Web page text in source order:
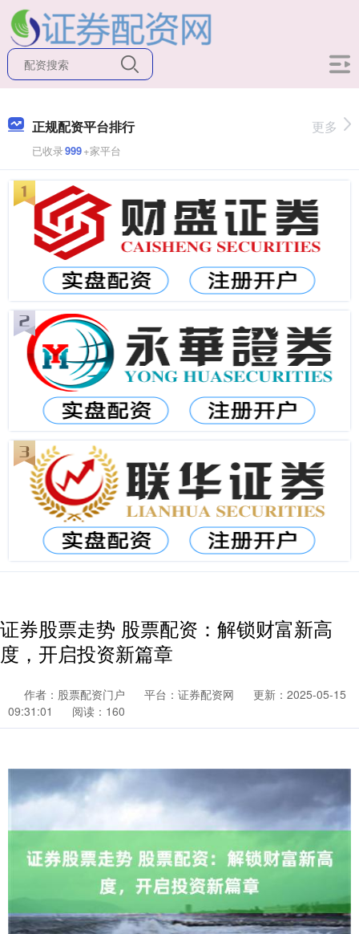
正规配资平台排行
已收录999+家平台
更多
证券股票走势 股票配资：解锁财富新高
度，开启投资新篇章
作者：股票配资门户 平台：证券配资网
更新：2025-05-15
09:31:01
阅读：160